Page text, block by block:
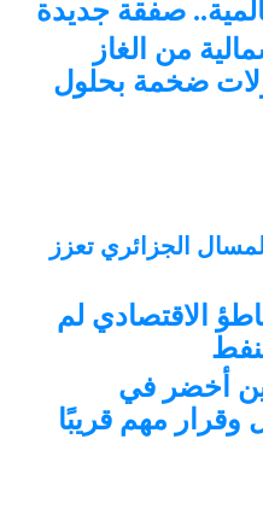
صفقة جديدة
من الغاز
ضخمة بحلول
الجزائري تعزز
الاقتصادي لم
أخضر في